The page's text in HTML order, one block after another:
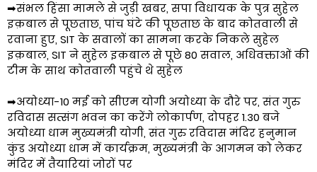
➡संभल हिंसा मामले से जुड़ी खबर, सपा विधायक के पुत्र सुहेल
इक़बाल से पूछताछ, पांच घंटे की पूछताछ के बाद कोतवाली से
रवाना हुए, SIT के सवालों का सामना करके निकले सुहेल
इक़बाल, SIT ने सुहेल इक़बाल से पूछे 80 सवाल, अधिवक्ताओं की
टीम के साथ कोतवाली पहुंचे थे सुहेल
➡अयोध्या-10 मई को सीएम योगी अयोध्या के दौरे पर, संत गुरु
रविदास सत्संग भवन का करेंगे लोकार्पण, दोपहर 1.30 बजे
अयोध्या धाम मुख्यमंत्री योगी, संत गुरु रविदास मंदिर हनुमान
कुंड अयोध्या धाम में कार्यक्रम, मुख्यमंत्री के आगमन को लेकर
मंदिर में तैयारियां जोरों पर